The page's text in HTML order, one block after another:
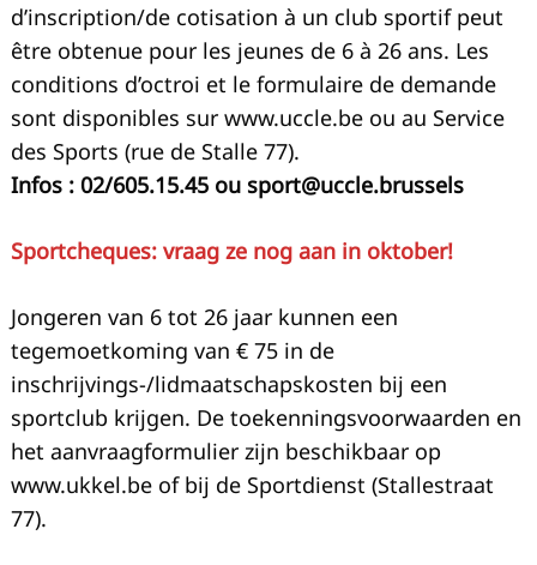
d’inscription/de cotisation à un club sportif peut
être obtenue pour les jeunes de 6 à 26 ans. Les
conditions d’octroi et le formulaire de demande
sont disponibles sur www.uccle.be ou au Service
des Sports (rue de Stalle 77).
Infos : 02/605.15.45 ou sport@uccle.brussels
Sportcheques: vraag ze nog aan in oktober!
Jongeren van 6 tot 26 jaar kunnen een
tegemoetkoming van € 75 in de
inschrijvings-/lidmaatschapskosten bij een
sportclub krijgen. De toekenningsvoorwaarden en
het aanvraagformulier zijn beschikbaar op
www.ukkel.be of bij de Sportdienst (Stallestraat
77).